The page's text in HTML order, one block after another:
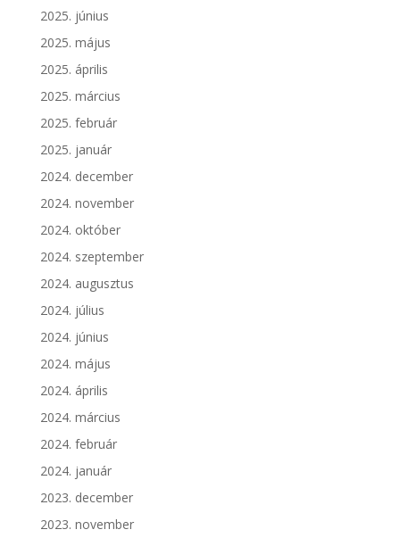
2025. június
2025. május
2025. április
2025. március
2025. február
2025. január
2024. december
2024. november
2024. október
2024. szeptember
2024. augusztus
2024. július
2024. június
2024. május
2024. április
2024. március
2024. február
2024. január
2023. december
2023. november